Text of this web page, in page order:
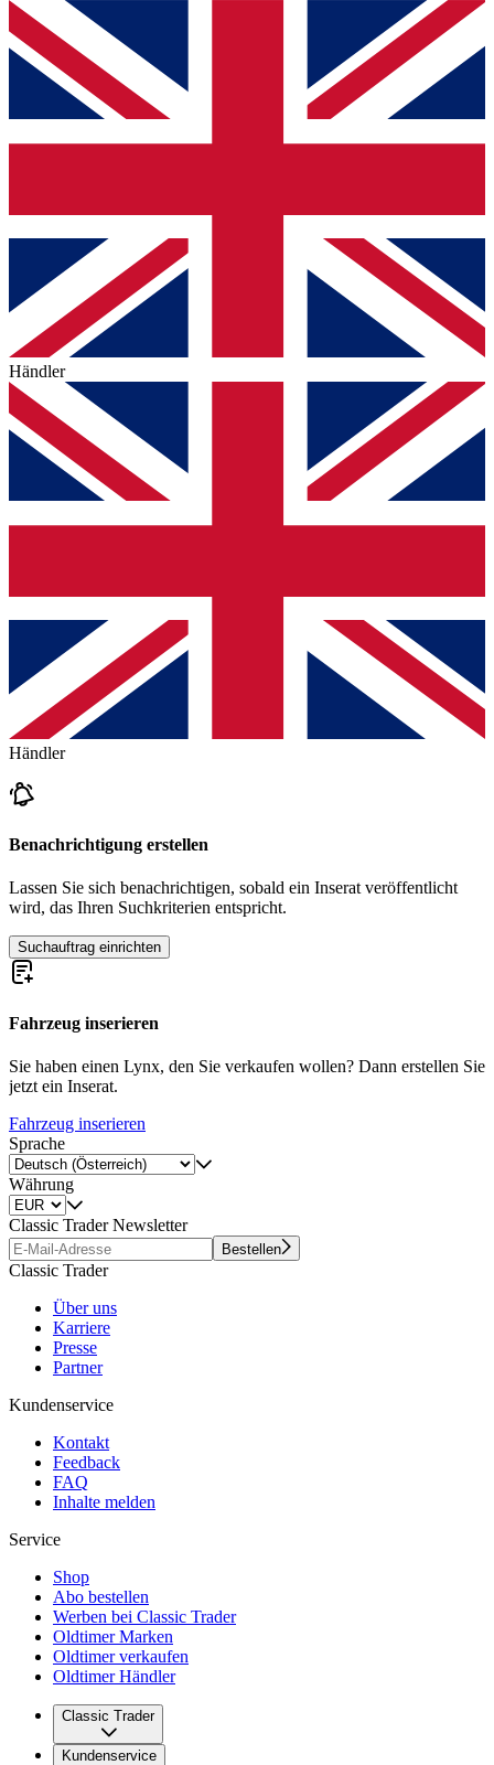
Händler
Händler
Benachrichtigung erstellen
Lassen Sie sich benachrichtigen, sobald ein Inserat veröffentlicht
wird, das Ihren Suchkriterien entspricht.
Suchauftrag einrichten
Fahrzeug inserieren
Sie haben einen Lynx, den Sie verkaufen wollen? Dann erstellen Sie
jetzt ein Inserat.
Fahrzeug inserieren
Sprache
Währung
Classic Trader Newsletter
Bestellen
Classic Trader
Über uns
Karriere
Presse
Partner
Kundenservice
Kontakt
Feedback
FAQ
Inhalte melden
Service
Shop
Abo bestellen
Werben bei Classic Trader
Oldtimer Marken
Oldtimer verkaufen
Oldtimer Händler
Classic Trader
Über uns
Kundenservice